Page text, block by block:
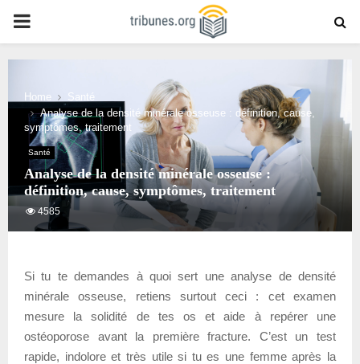
PRIMARY
MENU
Home
Santé
Analyse de la densité minérale osseuse : définition, cause,
symptômes, traitement
Santé
Analyse de la densité minérale osseuse :
définition, cause, symptômes, traitement
4585
Si tu te demandes à quoi sert une analyse de densité
minérale osseuse, retiens surtout ceci : cet examen
mesure la solidité de tes os et aide à repérer une
ostéoporose avant la première fracture. C’est un test
rapide, indolore et très utile si tu es une femme après la